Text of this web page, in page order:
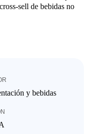
y bebidas
sell de bebidas no